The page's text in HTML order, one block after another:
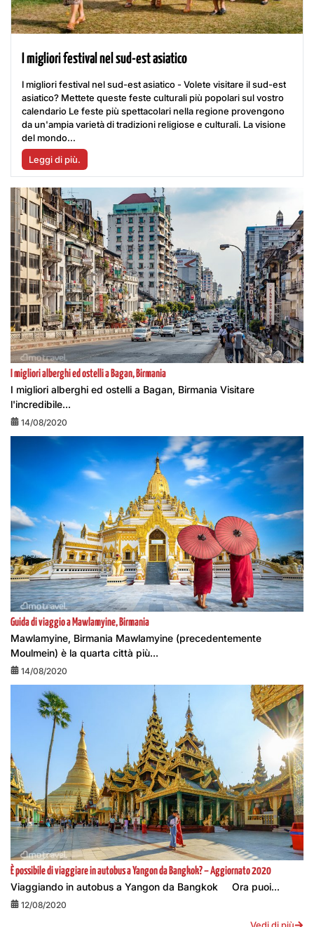
I migliori festival nel sud-est asiatico
I migliori festival nel sud-est asiatico - Volete visitare il sud-est
asiatico? Mettete queste feste culturali più popolari sul vostro
calendario Le feste più spettacolari nella regione provengono
da un'ampia varietà di tradizioni religiose e culturali. La visione
del mondo...
Leggi di più.
I migliori alberghi ed ostelli a Bagan, Birmania
I migliori alberghi ed ostelli a Bagan, Birmania Visitare
l'incredibile...
14/08/2020
Guida di viaggio a Mawlamyine, Birmania
Mawlamyine, Birmania Mawlamyine (precedentemente
Moulmein) è la quarta città più...
14/08/2020
È possibile di viaggiare in autobus a Yangon da Bangkok? – Aggiornato 2020
Viaggiando in autobus a Yangon da Bangkok Ora puoi...
12/08/2020
Vedi di più